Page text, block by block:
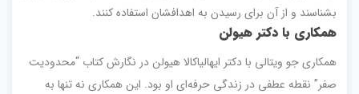
بشناسند و از آن برای رسیدن به اهدافشان استفاده کنند.
همکاری با دکتر هیولن
همکاری جو ویتالی با دکتر ایهالیاکالا هیولن در نگارش کتاب “محدودیت
صفر” نقطه عطفی در زندگی حرفه‌ای او بود. این همکاری نه تنها به